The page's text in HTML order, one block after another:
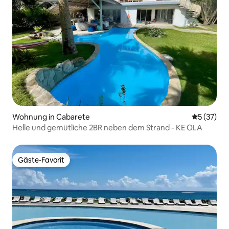
Wohnung in Cabarete
5 (37)
Helle und gemütliche 2BR neben dem Strand - KE OLA
Gäste-Favorit
Gäste-Favorit